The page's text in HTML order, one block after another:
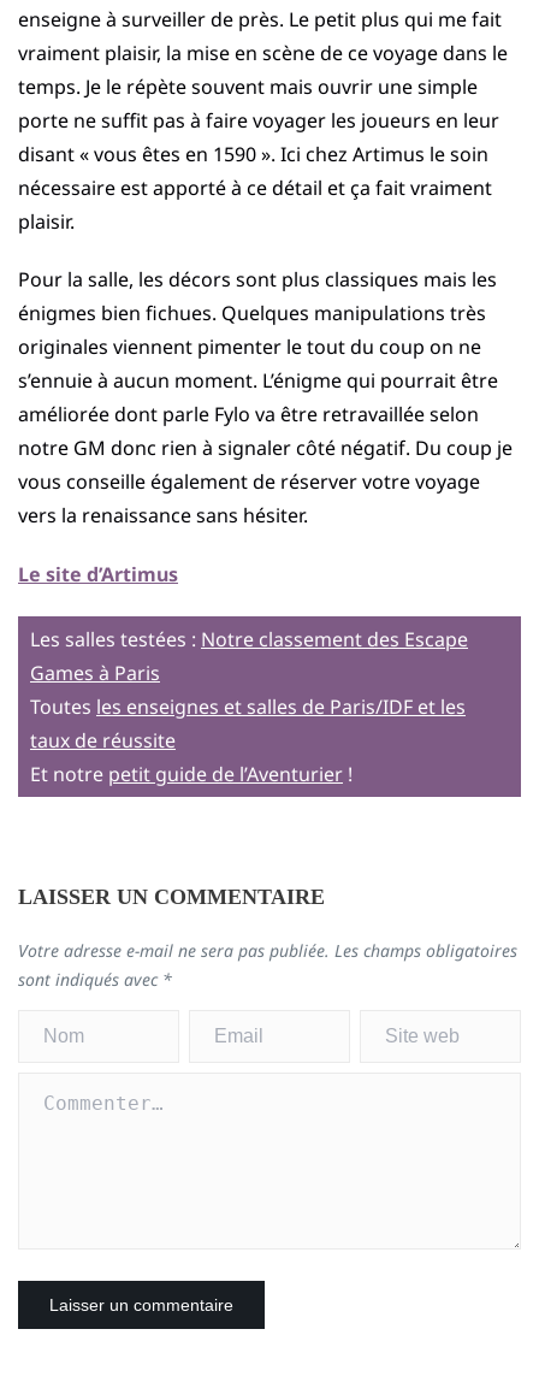
enseigne à surveiller de près. Le petit plus qui me fait
vraiment plaisir, la mise en scène de ce voyage dans le
temps. Je le répète souvent mais ouvrir une simple
porte ne suffit pas à faire voyager les joueurs en leur
disant « vous êtes en 1590 ». Ici chez Artimus le soin
nécessaire est apporté à ce détail et ça fait vraiment
plaisir.
Pour la salle, les décors sont plus classiques mais les
énigmes bien fichues. Quelques manipulations très
originales viennent pimenter le tout du coup on ne
s’ennuie à aucun moment. L’énigme qui pourrait être
améliorée dont parle Fylo va être retravaillée selon
notre GM donc rien à signaler côté négatif. Du coup je
vous conseille également de réserver votre voyage
vers la renaissance sans hésiter.
Le site d’Artimus
Les salles testées : Notre classement des Escape
Games à Paris
Toutes les enseignes et salles de Paris/IDF et les
taux de réussite
Et notre petit guide de l’Aventurier !
LAISSER UN COMMENTAIRE
Votre adresse e-mail ne sera pas publiée. Les champs obligatoires
sont indiqués avec *